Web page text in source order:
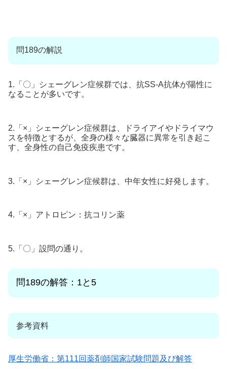
問189の解説
1.「〇」シェーグレン症候群では、抗SS-A抗体が陽性に
なることが多いです。
2.「×」シェーグレン症候群は、ドライアイやドライマウ
スを特徴とするが、全身の様々な臓器に異常を引き起こ
す、全身性の自己免疫疾患です。
3.「×」シェーグレン症候群は、中年女性に好発します。
4.「×」アトロピン：抗コリン薬
5.「〇」設問の通り。
問189の解答：1と5
参考資料
厚生労働省：第111回薬剤師国家試験問題及び解答